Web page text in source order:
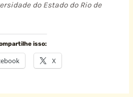
do Estado do Rio de
isso:
X